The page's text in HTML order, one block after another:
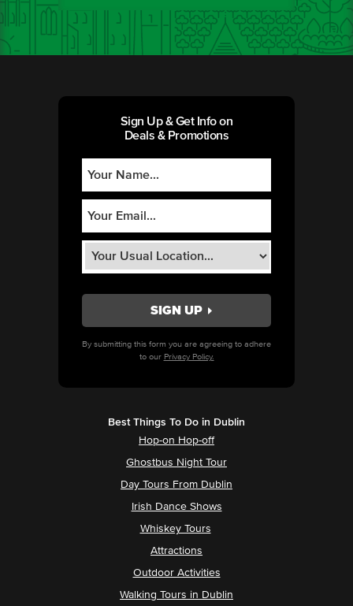
Sign Up & Get Info on
Deals & Promotions
By submitting this form you are agreeing to adhere
to our Privacy Policy.
Best Things To Do in Dublin
Hop-on Hop-off
Ghostbus Night Tour
Day Tours From Dublin
Irish Dance Shows
Whiskey Tours
Attractions
Outdoor Activities
Walking Tours in Dublin